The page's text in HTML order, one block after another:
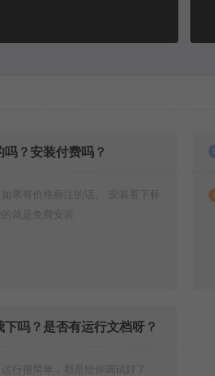
？安装付费吗？
果有价格标注的话。 安装看下标
就是免费安装
吗？是否有运行文档呀？
行很简单，都是给你调试好了